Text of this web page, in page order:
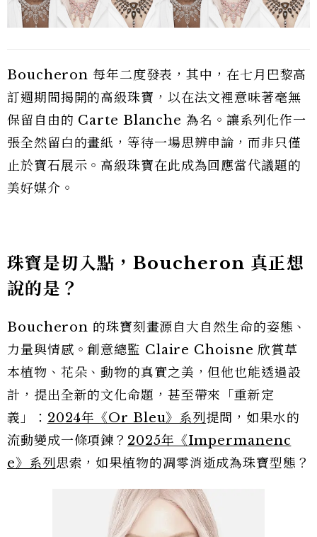
Boucheron 每年二度發表，其中，在七月巴黎高
訂週期間揭開的高級珠寶，以在法文裡意味著毫無
保留自由的 Carte Blanche 為名。讓系列化作一
張全然留白的畫紙，等待一場思辨申論，而非只僅
止於寶石展示。高級珠寶在此成為回應當代議題的
美好媒介。
珠寶是切入點，Boucheron 真正想
說的是？
Boucheron 的珠寶刻畫源自大自然生命的姿態、
力量與情感。創意總監 Claire Choisne 欣賞草
本植物、花朵、動物的真實之美，但他也能透過設
計，提出全新的文化命題，甚至帶來「重新定
義」： 2024年《Or Bleu》系列 提問，如果水的
流動變成一條項鍊？ 2025年《Impermanenc
e》系列 思索，如果植物的凋零消逝成為珠寶型態？